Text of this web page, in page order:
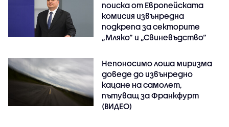
поиска от Европейската
комисия извънредна
подкрепа за секторите
„Мляко“ и „Свиневъдство“
Непоносимо лоша миризма
доведе до извънредно
кацане на самолет,
пътуващ за Франкфурт
(ВИДЕО)